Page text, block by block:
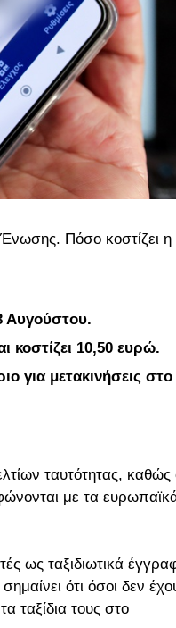
Πόσο κοστίζει η
Αυγούστου.
κοστίζει 10,50 ευρώ.
για μετακινήσεις στο
ταυτότητας, καθώς
με τα
ως ταξιδιωτικά
ότι όσοι δεν
ταξίδια τους στο